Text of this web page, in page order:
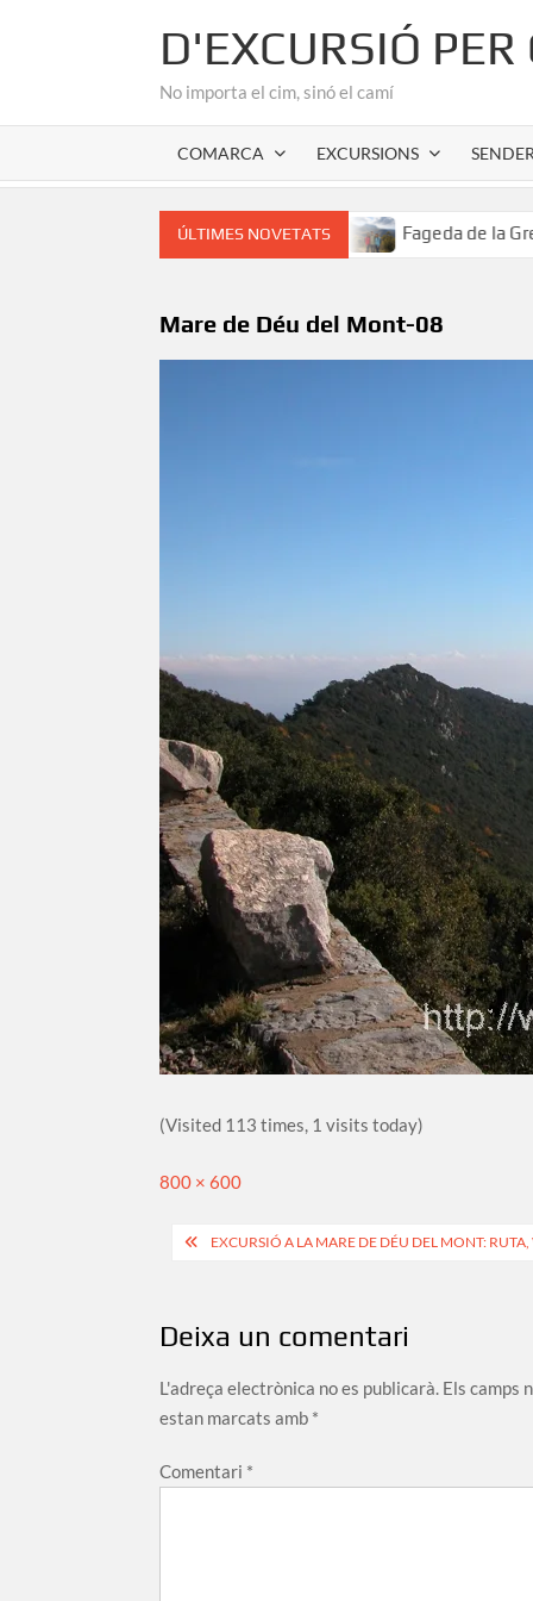
D'EXCURSIÓ
No importa el cim, sinó el camí
COMARCA EXCURSIONS
ÚLTIMES NOVETATS
romànic de l’Alta Garrotxa Fageda de la Grevolosa: El
Mare de Déu del Mont-08
(Visited 113 times, 1 visits today)
Full
800 × 600
Navegació
EXCURSIÓ A LA MARE DE DÉU DEL MONT: RUTA,
Deixa un comentari
L'adreça electrònica no es publicarà. Els camps
estan marcats amb *
Comentari *